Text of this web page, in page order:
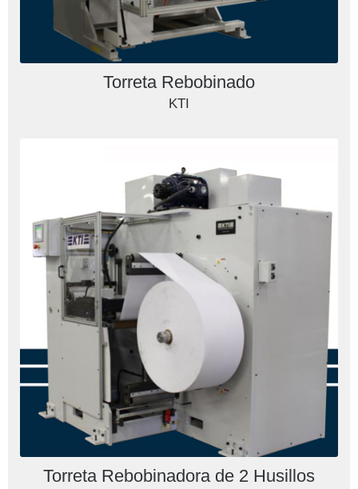
Torreta Rebobinado
KTI
Torreta Rebobinadora de 2 Husillos